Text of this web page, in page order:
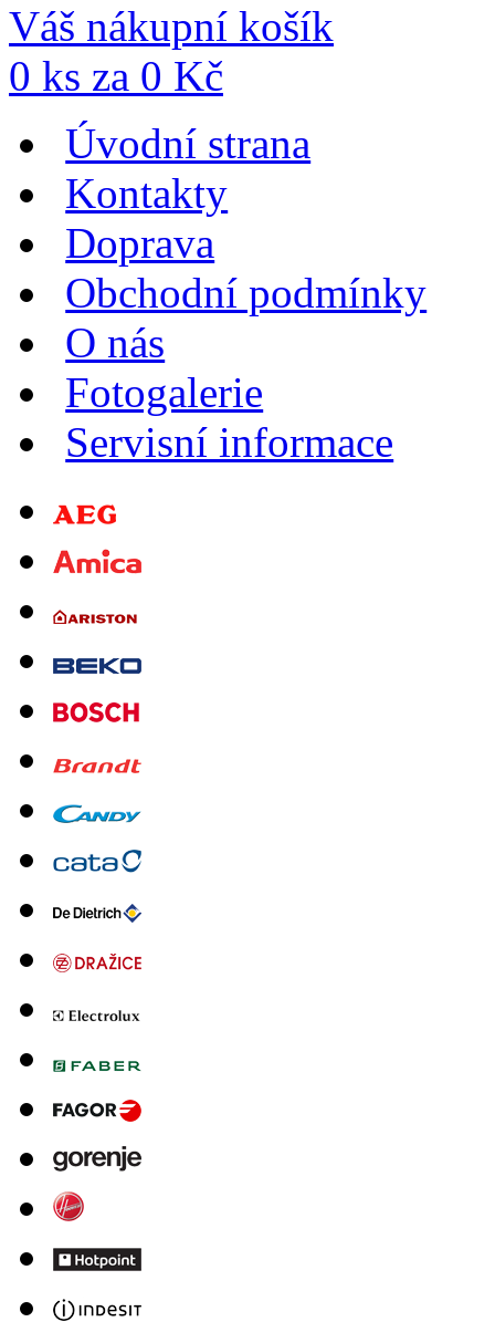
Váš nákupní košík
0 ks za 0 Kč
Úvodní strana
Kontakty
Doprava
Obchodní podmínky
O nás
Fotogalerie
Servisní informace